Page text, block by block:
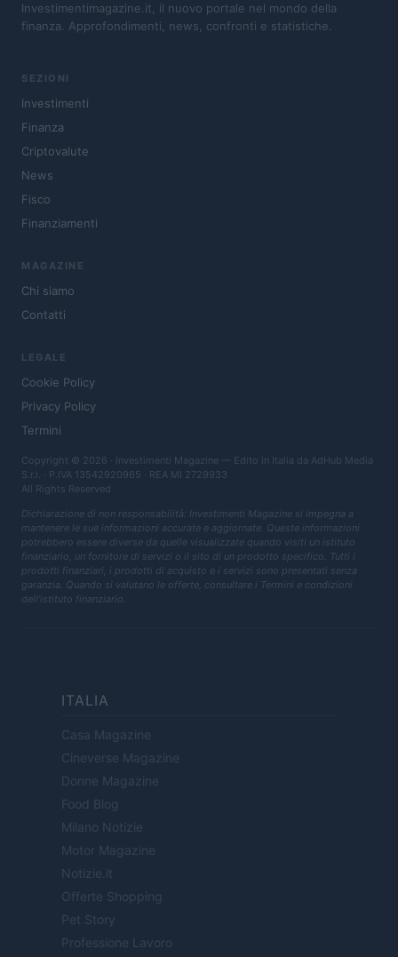
Investimentimagazine.it, il nuovo portale nel mondo della
finanza. Approfondimenti, news, confronti e statistiche.
SEZIONI
Investimenti
Finanza
Criptovalute
News
Fisco
Finanziamenti
MAGAZINE
Chi siamo
Contatti
LEGALE
Cookie Policy
Privacy Policy
Termini
Copyright © 2026 · Investimenti Magazine — Edito in Italia da AdHub Media
S.r.l. · P.IVA 13542920965 · REA MI 2729933
All Rights Reserved
Dichiarazione di non responsabilità: Investimenti Magazine si impegna a
mantenere le sue informazioni accurate e aggiornate. Queste informazioni
potrebbero essere diverse da quelle visualizzate quando visiti un istituto
finanziario, un fornitore di servizi o il sito di un prodotto specifico. Tutti i
prodotti finanziari, i prodotti di acquisto e i servizi sono presentati senza
garanzia. Quando si valutano le offerte, consultare i Termini e condizioni
dell'istituto finanziario.
ITALIA
Casa Magazine
Cineverse Magazine
Donne Magazine
Food Blog
Milano Notizie
Motor Magazine
Notizie.it
Offerte Shopping
Pet Story
Professione Lavoro